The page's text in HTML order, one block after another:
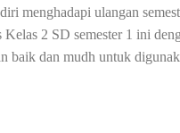
menghadapi ulangan
2 SD semester 1 ini
baik dan mudh untuk